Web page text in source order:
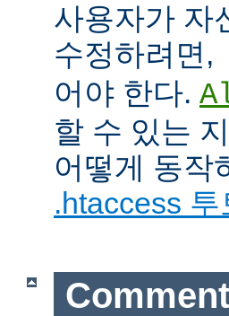
사용자가 자
수정하려면,
어야 한다.
할 수 있는
어떻게 동작
.htaccess 투